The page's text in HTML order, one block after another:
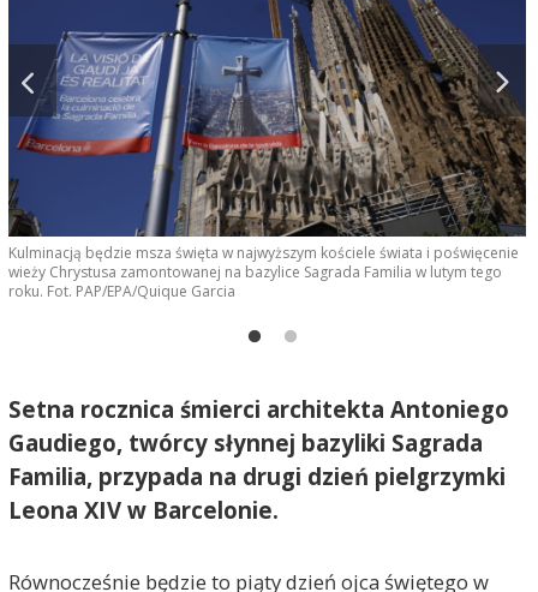
Kulminacją będzie msza święta w najwyższym kościele świata i poświęcenie
wieży Chrystusa zamontowanej na bazylice Sagrada Familia w lutym tego
roku. Fot. PAP/EPA/Quique Garcia
Setna rocznica śmierci architekta Antoniego
Gaudiego, twórcy słynnej bazyliki Sagrada
Familia, przypada na drugi dzień pielgrzymki
Leona XIV w Barcelonie.
Równocześnie będzie to piąty dzień ojca świętego w